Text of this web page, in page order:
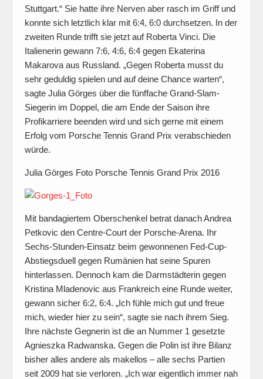
Stuttgart.“ Sie hatte ihre Nerven aber rasch im Griff und
konnte sich letztlich klar mit 6:4, 6:0 durchsetzen. In der
zweiten Runde trifft sie jetzt auf Roberta Vinci. Die
Italienerin gewann 7:6, 4:6, 6:4 gegen Ekaterina
Makarova aus Russland. „Gegen Roberta musst du
sehr geduldig spielen und auf deine Chance warten“,
sagte Julia Görges über die fünffache Grand-Slam-
Siegerin im Doppel, die am Ende der Saison ihre
Profikarriere beenden wird und sich gerne mit einem
Erfolg vom Porsche Tennis Grand Prix verabschieden
würde.
Julia Görges Foto Porsche Tennis Grand Prix 2016
Mit bandagiertem Oberschenkel betrat danach Andrea
Petkovic den Centre-Court der Porsche-Arena. Ihr
Sechs-Stunden-Einsatz beim gewonnenen Fed-Cup-
Abstiegsduell gegen Rumänien hat seine Spuren
hinterlassen. Dennoch kam die Darmstädterin gegen
Kristina Mladenovic aus Frankreich eine Runde weiter,
gewann sicher 6:2, 6:4. „Ich fühle mich gut und freue
mich, wieder hier zu sein“, sagte sie nach ihrem Sieg.
Ihre nächste Gegnerin ist die an Nummer 1 gesetzte
Agnieszka Radwanska. Gegen die Polin ist ihre Bilanz
bisher alles andere als makellos – alle sechs Partien
seit 2009 hat sie verloren. „Ich war eigentlich immer nah